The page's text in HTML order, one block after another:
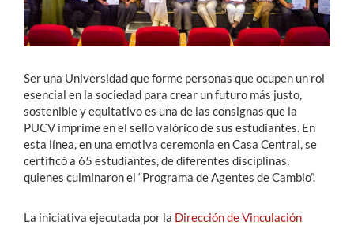
Académicos
Funcionarios
Alumni
English
Ser una Universidad que forme personas que ocupen un rol
esencial en la sociedad para crear un futuro más justo,
sostenible y equitativo es una de las consignas que la
PUCV imprime en el sello valórico de sus estudiantes. En
esta línea, en una emotiva ceremonia en Casa Central, se
certificó a 65 estudiantes, de diferentes disciplinas,
quienes culminaron el “Programa de Agentes de Cambio”.
La iniciativa ejecutada por la Dirección de Vinculación